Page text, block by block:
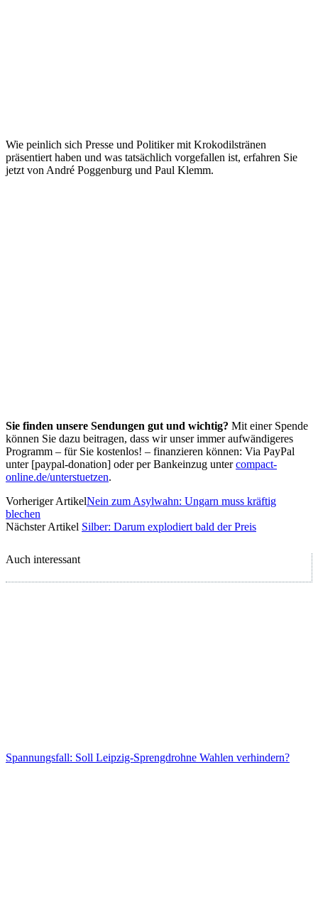
Wie peinlich sich Presse und Politiker mit Krokodilstränen
präsentiert haben und was tatsächlich vorgefallen ist, erfahren Sie
jetzt von André Poggenburg und Paul Klemm.
Sie finden unsere Sendungen gut und wichtig? Mit einer Spende
können Sie dazu beitragen, dass wir unser immer aufwändigeres
Programm – für Sie kostenlos! – finanzieren können: Via PayPal
unter [paypal-donation] oder per Bankeinzug untercompact-
online.de/unterstuetzen.
Vorheriger ArtikelNein zum Asylwahn: Ungarn muss kräftig
blechen
Nächster Artikel Silber: Darum explodiert bald der Preis
Auch interessant
Spannungsfall: Soll Leipzig-Sprengdrohne Wahlen verhindern?